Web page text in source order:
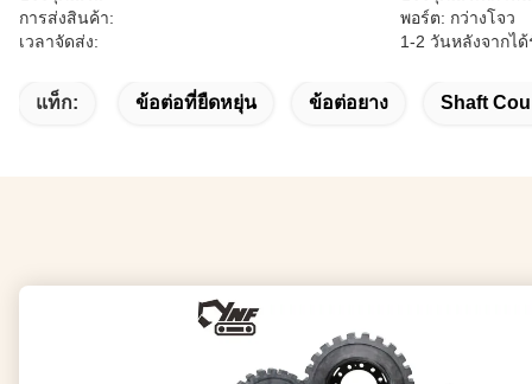
การส่งสินค้า:
พอร์ต: กว่างโจว
เวลาจัดส่ง:
1-2 วันหลังจากไ
แท็ก: ข้อต่อที่ยืดหยุ่น ข้อต่อยาง Shaft